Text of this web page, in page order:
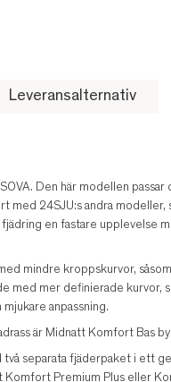
Leveransalternativ
Den här modellen passar
med 24SJU:s andra
en fastare upplevelse
mindre kroppskurvor,
med mer definierade kurvor,
anpassning.
är Midnatt Komfort Bas
separata fjäderpaket i ett
Premium Plus eller